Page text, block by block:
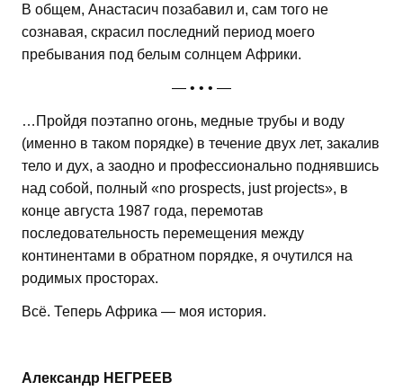
В общем, Анастасич позабавил и, сам того не
сознавая, скрасил последний период моего
пребывания под белым солнцем Африки.
— • • • —
…Пройдя поэтапно огонь, медные трубы и воду
(именно в таком порядке) в течение двух лет, закалив
тело и дух, а заодно и профессионально поднявшись
над собой, полный «no prospects, just projects», в
конце августа 1987 года, перемотав
последовательность перемещения между
континентами в обратном порядке, я очутился на
родимых просторах.
Всё. Теперь Африка — моя история.
Александр НЕГРЕЕВ